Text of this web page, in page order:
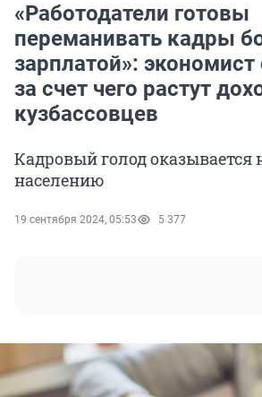
«Работодатели готовы
переманивать кадры
зарплатой»:
за счет чего растут
кузбассовцев
Кадровый голод оказывается
населению
19 сентября 2024, 05:53 5 377